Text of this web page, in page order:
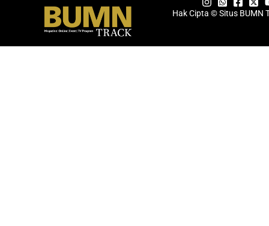
Hak Cipta © Situs BUMN